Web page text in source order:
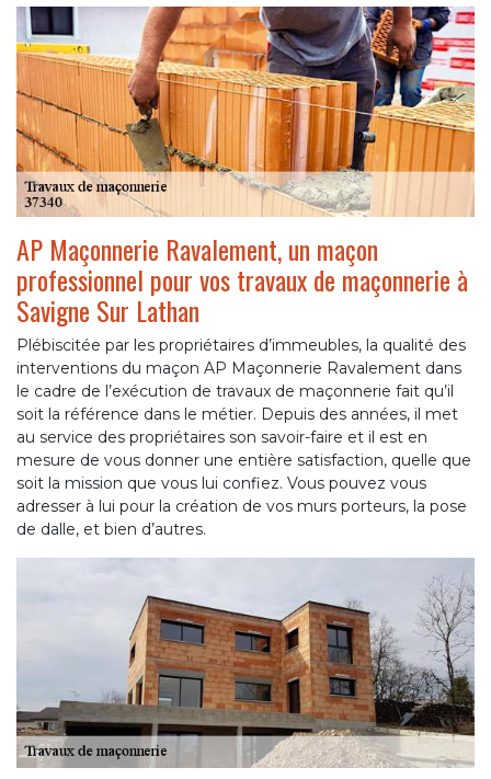
AP Maçonnerie Ravalement, un maçon
professionnel pour vos travaux de maçonnerie à
Savigne Sur Lathan
Plébiscitée par les propriétaires d’immeubles, la qualité des
interventions du maçon AP Maçonnerie Ravalement dans
le cadre de l’exécution de travaux de maçonnerie fait qu’il
soit la référence dans le métier. Depuis des années, il met
au service des propriétaires son savoir-faire et il est en
mesure de vous donner une entière satisfaction, quelle que
soit la mission que vous lui confiez. Vous pouvez vous
adresser à lui pour la création de vos murs porteurs, la pose
de dalle, et bien d’autres.